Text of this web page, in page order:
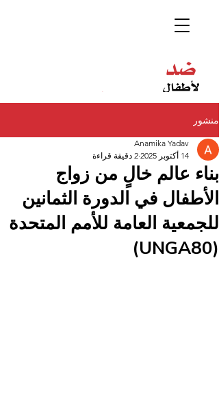
منشور
بناء عالم خالٍ من زواج
الأطفال في الدورة الثمانين
للجمعية العامة للأمم المتحدة
(UNGA80)
Anamika Yadav
14 أكتوبر 2025
2 دقيقة قراءة